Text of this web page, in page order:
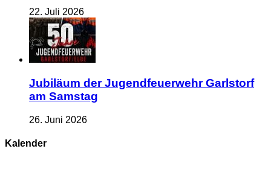
22. Juli 2026
Jubiläum der Jugendfeuerwehr Garlstorf
am Samstag
26. Juni 2026
Kalender